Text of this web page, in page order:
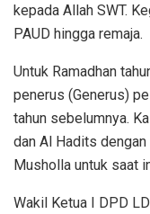
kepada Allah SWT.
PAUD hingga remaja.
Untuk Ramadhan
penerus (Generus)
tahun sebelumnya.
dan Al Hadits
Musholla untuk saat
Wakil Ketua I DPD